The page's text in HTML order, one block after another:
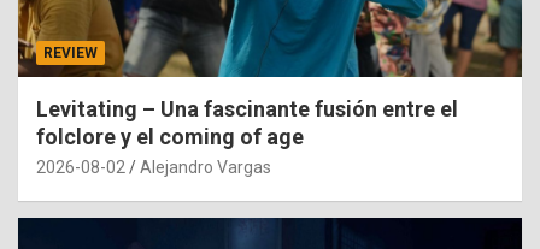
REVIEW
Levitating – Una fascinante fusión entre el
folclore y el coming of age
2026-08-02 Alejandro Vargas